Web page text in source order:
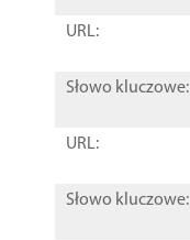
URL:
Słowo kluczowe:
URL:
Słowo kluczowe: